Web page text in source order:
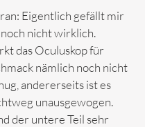
Eigentlich gefällt mir
nicht wirklich.
das Oculuskop für
nämlich noch nicht
andererseits ist es
unausgewogen.
der untere Teil sehr